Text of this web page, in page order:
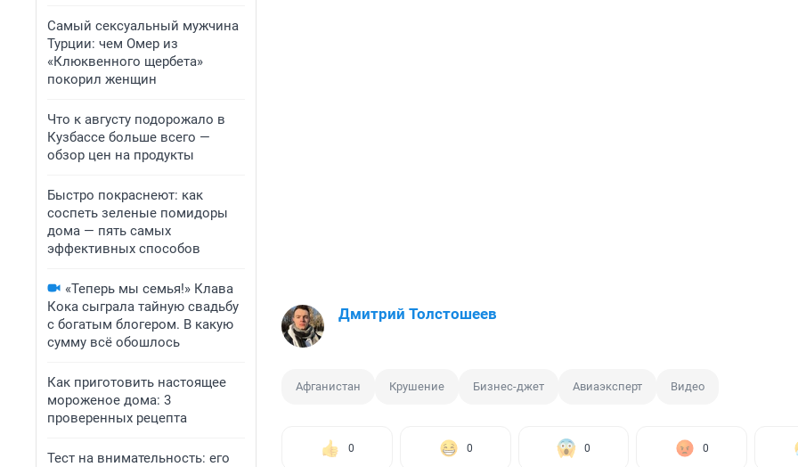
Самый сексуальный мужчина
Турции: чем Омер из
«Клюквенного щербета»
покорил женщин
Что к августу подорожало в
Кузбассе больше всего —
обзор цен на продукты
Быстро покраснеют: как
соспеть зеленые помидоры
дома — пять самых
эффективных способов
«Теперь мы семья!» Клава
Кока сыграла тайную свадьбу
с богатым блогером. В какую
сумму всё обошлось
Как приготовить настоящее
мороженое дома: 3
проверенных рецепта
Тест на внимательность: его
Дмитрий Толстошеев
Афганистан Крушение Бизнес-джет Авиаэксперт Видео
0 0 0 0